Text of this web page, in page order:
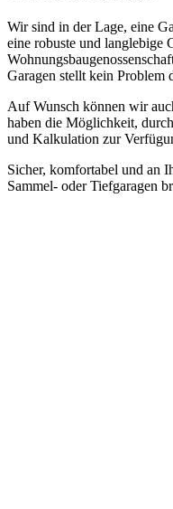
Wir sind in der Lage, eine
eine robuste und langlebige
Garagen stellt kein Problem
Auf Wunsch können wir
haben die Möglichkeit,
und Kalkulation zur
Sicher, komfortabel und an
Sammel- oder Tiefgaragen